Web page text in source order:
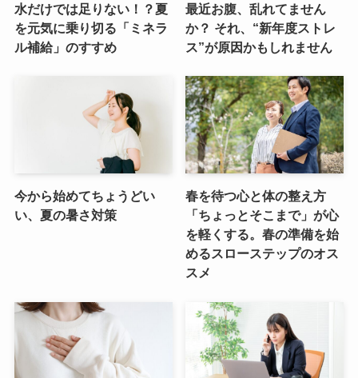
水だけでは足りない！？夏
を元気に乗り切る「ミネラ
ル補給」のすすめ
最近お腹、乱れてません
か？ それ、“新年度ストレ
ス”が原因かもしれません
今から始めてちょうどい
い、夏の暑さ対策
春を待つ心と体の整え方
「ちょっとそこまで」が心
を軽くする。春の準備を始
めるスローステップのオス
スメ